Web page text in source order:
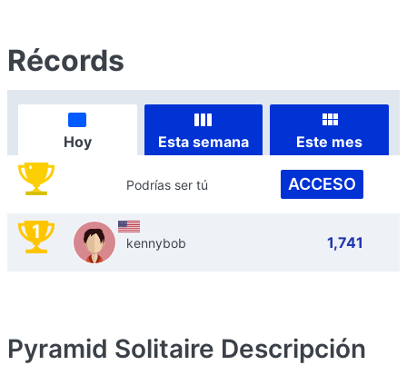
Récords
Hoy Esta semana Este mes
Podrías ser tú ACCESO
1 kennybob 1,741
Pyramid Solitaire Descripción